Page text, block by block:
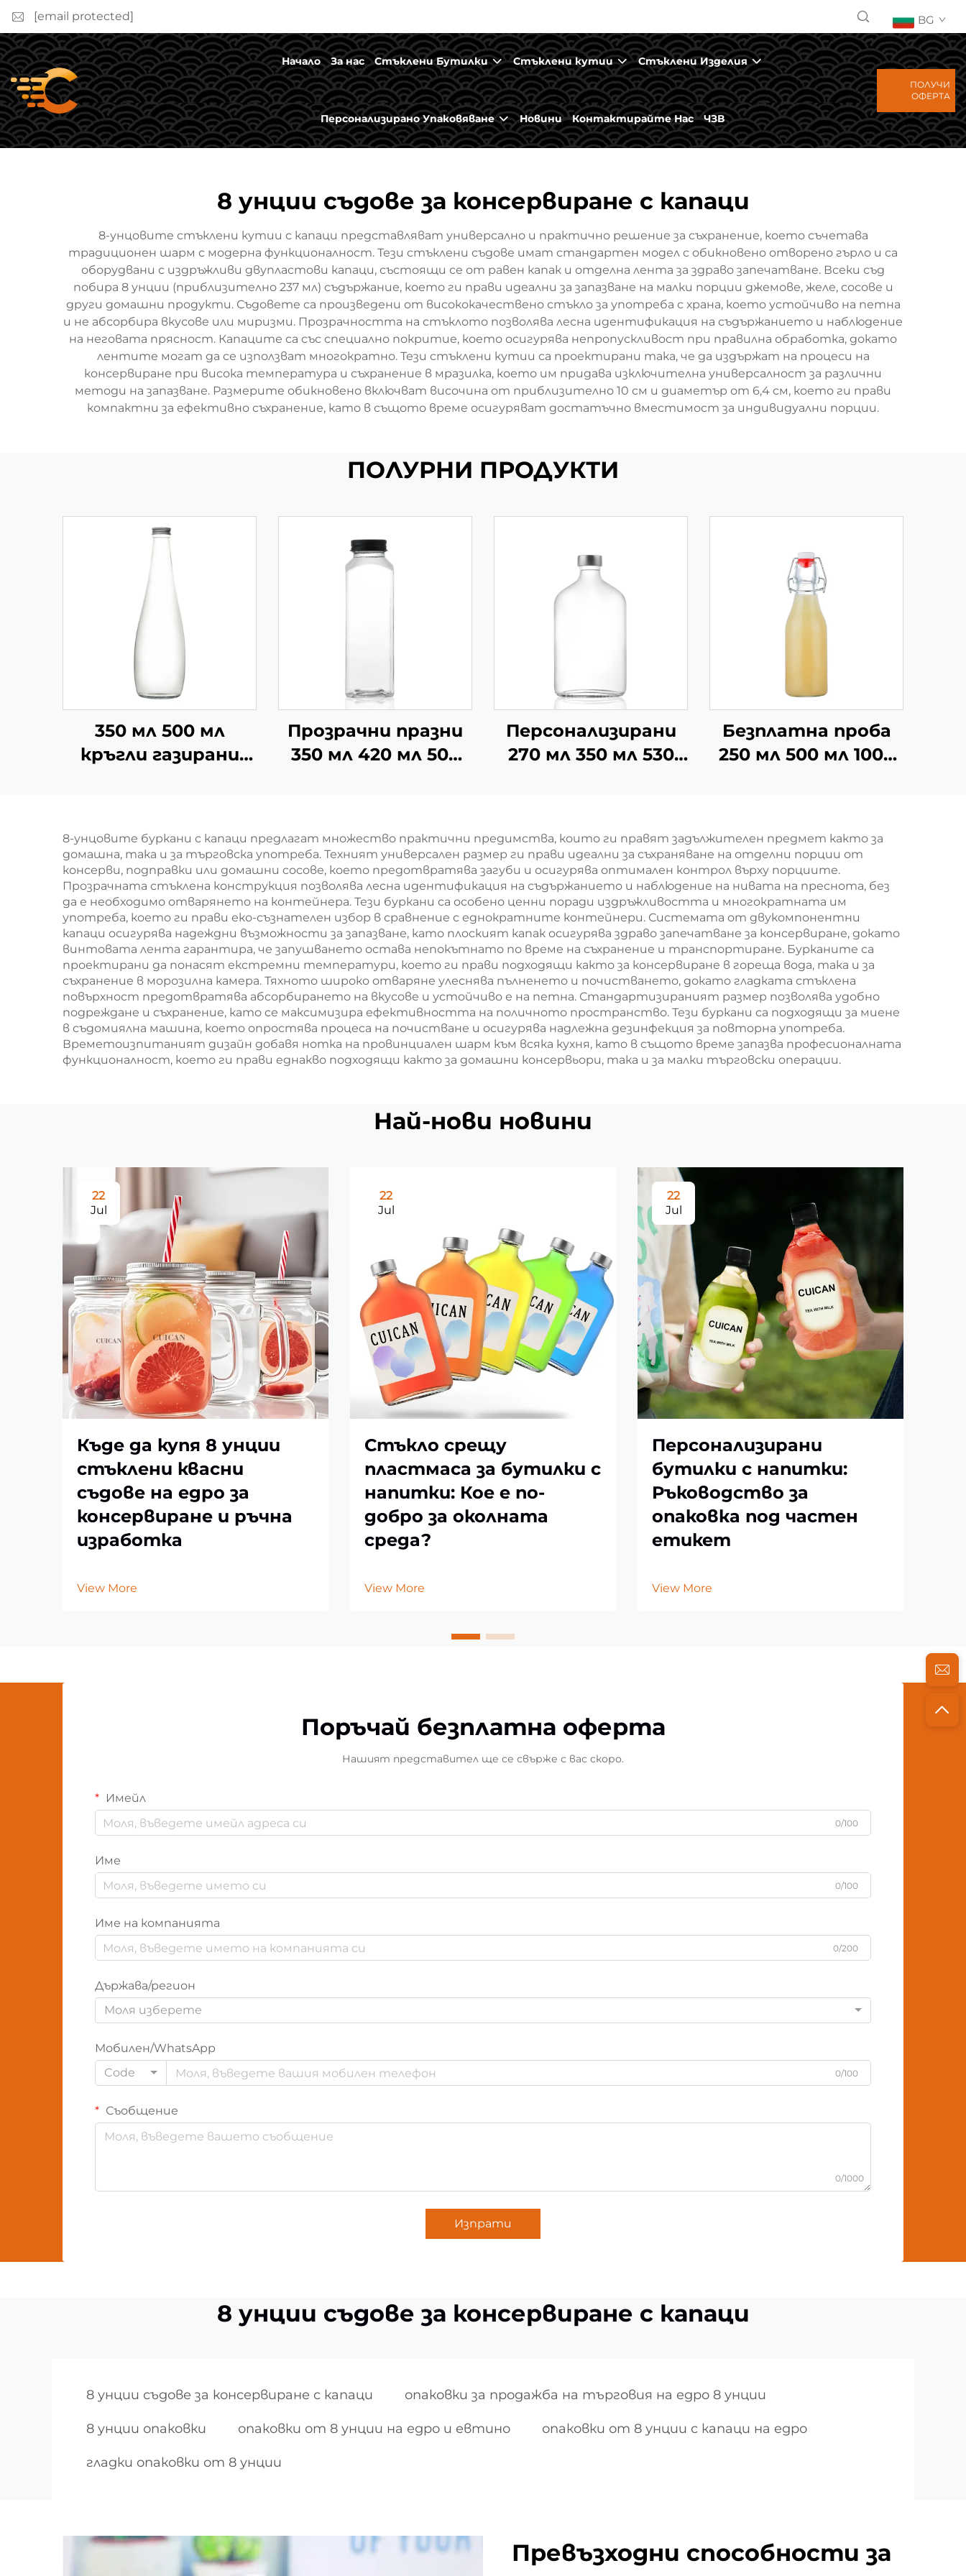
[email protected] BG
Начало За нас Стъклени Бутилки Стъклени кутии Стъклени Изделия
Персонализирано Упаковяване Новини Контактирайте Нас ЧЗВ
ПОЛУЧИ
ОФЕРТА
8 унции съдове за консервиране с капаци
8-унцовите стъклени кутии с капаци представляват универсално и практично решение за съхранение, което съчетава
традиционен шарм с модерна функционалност. Тези стъклени съдове имат стандартен модел с обикновено отворено гърло и са
оборудвани с издръжливи двупластови капаци, състоящи се от равен капак и отделна лента за здраво запечатване. Всеки съд
побира 8 унции (приблизително 237 мл) съдържание, което ги прави идеални за запазване на малки порции джемове, желе, сосове и
други домашни продукти. Съдовете са произведени от висококачествено стъкло за употреба с храна, което устойчиво на петна
и не абсорбира вкусове или миризми. Прозрачността на стъклото позволява лесна идентификация на съдържанието и наблюдение
на неговата прясност. Капаците са със специално покритие, което осигурява непропускливост при правилна обработка, докато
лентите могат да се използват многократно. Тези стъклени кутии са проектирани така, че да издържат на процеси на
консервиране при висока температура и съхранение в мразилка, което им придава изключителна универсалност за различни
методи на запазване. Размерите обикновено включват височина от приблизително 10 см и диаметър от 6,4 см, което ги прави
компактни за ефективно съхранение, като в същото време осигуряват достатъчно вместимост за индивидуални порции.
ПОЛУРНИ ПРОДУКТИ
350 мл 500 мл
кръгли газирани
Прозрачни празни
350 мл 420 мл 500
напитки
Персонализирани
270 мл 350 мл 530
затворени
бутилки за сок
Безплатна проба
250 мл 500 мл 1000
8-унцовите буркани с капаци предлагат множество практични предимства, които ги правят задължителен предмет както за
домашна, така и за търговска употреба. Техният универсален размер ги прави идеални за съхраняване на отделни порции от
консерви, подправки или домашни сосове, което предотвратява загуби и осигурява оптимален контрол върху порциите.
Прозрачната стъклена конструкция позволява лесна идентификация на съдържанието и наблюдение на нивата на преснота, без
да е необходимо отварянето на контейнера. Тези буркани са особено ценни поради издръжливостта и многократната им
употреба, което ги прави еко-съзнателен избор в сравнение с еднократните контейнери. Системата от двукомпонентни
капаци осигурява надеждни възможности за запазване, като плоският капак осигурява здраво запечатване за консервиране, докато
винтовата лента гарантира, че запушването остава непокътнато по време на съхранение и транспортиране. Бурканите са
проектирани да понасят екстремни температури, което ги прави подходящи както за консервиране в гореща вода, така и за
съхранение в морозилна камера. Тяхното широко отваряне улеснява пълненето и почистването, докато гладката стъклена
повърхност предотвратява абсорбирането на вкусове и устойчиво е на петна. Стандартизираният размер позволява удобно
подреждане и съхранение, като се максимизира ефективността на поличното пространство. Тези буркани са подходящи за миене
в съдомиялна машина, което опростява процеса на почистване и осигурява надлежна дезинфекция за повторна употреба.
Времетоизпитаният дизайн добавя нотка на провинциален шарм към всяка кухня, като в същото време запазва професионалната
функционалност, което ги прави еднакво подходящи както за домашни консервьори, така и за малки търговски операции.
Най-нови новини
22
Jul
Къде да купя 8 унции
стъклени квасни
съдове на едро за
консервиране и ръчна
изработка
View More
22
Jul
Стъкло срещу
пластмаса за бутилки с
напитки: Кое е по-
добро за околната
среда?
View More
22
Jul
Персонализирани
бутилки с напитки:
Ръководство за
опаковка под частен
етикет
View More
Поръчай безплатна оферта
Нашият представител ще се свърже с вас скоро.
Имейл
0/100
Име
0/100
Име на компанията
0/200
Държава/регион
Моля изберете
Мобилен/WhatsApp
Code
0/100
Съобщение
0/1000
Изпрати
8 унции съдове за консервиране с капаци
8 унции съдове за консервиране с капаци опаковки за продажба на търговия на едро 8 унции
8 унции опаковки опаковки от 8 унции на едро и евтино опаковки от 8 унции с капаци на едро
гладки опаковки от 8 унции
Превъзходни способности за